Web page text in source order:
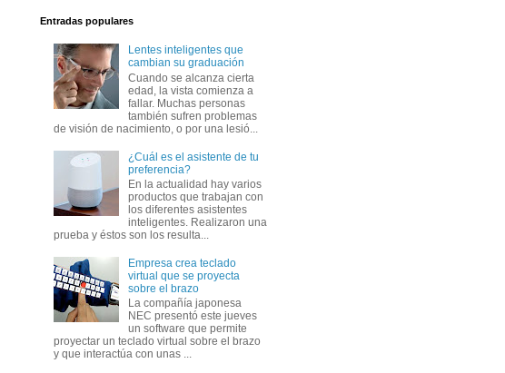
Entradas populares
Lentes inteligentes que
cambian su graduación
Cuando se alcanza cierta
edad, la vista comienza a
fallar. Muchas personas
también sufren problemas
de visión de nacimiento, o por una lesió...
¿Cuál es el asistente de tu
preferencia?
En la actualidad hay varios
productos que trabajan con
los diferentes asistentes
inteligentes. Realizaron una
prueba y éstos son los resulta...
Empresa crea teclado
virtual que se proyecta
sobre el brazo
La compañía japonesa
NEC presentó este jueves
un software que permite
proyectar un teclado virtual sobre el brazo
y que interactúa con unas ...